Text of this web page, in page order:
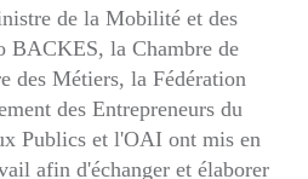
de la Mobilité et des
BACKES, la Chambre de
des Métiers, la Fédération
des Entrepreneurs du
Publics et l'OAI ont mis en
afin d'échanger et élaborer